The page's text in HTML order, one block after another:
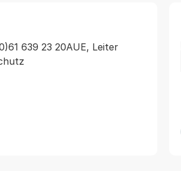
639 23 20AUE, Leiter